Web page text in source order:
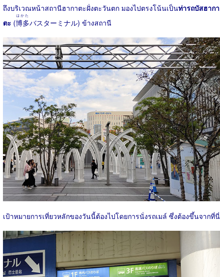
ถึงบริเวณหน้าสถานีฮากาตะฝั่งตะวันตก มองไปตรงโน้นเป็นท่ารถบัสฮากา
ตะ (博多
はかた
バスターミナル) ข้างสถานี
เป้าหมายการเที่ยวหลักของวันนี้ต้องไปโดยการนั่งรถเมล์ ซึ่งต้องขึ้นจากที่นี่